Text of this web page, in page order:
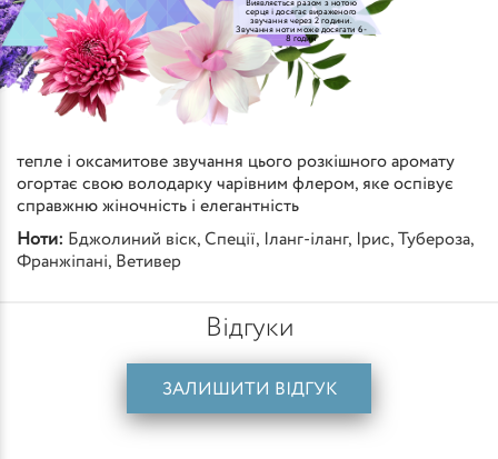
Виявляється разом з нотою
серця і досягає вираженого
звучання через 2 години.
Звучання ноти може досягати 6-
8 годин
тепле і оксамитове звучання цього розкішного аромату
огортає свою володарку чарівним флером, яке оспівує
справжню жіночність і елегантність
Ноти: Бджолиний віск, Спеції, Іланг-іланг, Ірис, Тубероза,
Франжіпані, Ветивер
Відгуки
ЗАЛИШИТИ ВІДГУК